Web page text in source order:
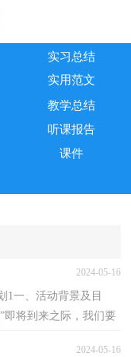
实习总结
实用范文
教学总结
听课报告
课件
2024-05-16
1一、活动背景及目
即将到来之际，我们要
2024-05-16